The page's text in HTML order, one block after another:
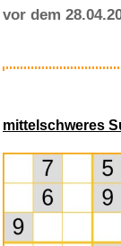
vor dem
mittelschweres